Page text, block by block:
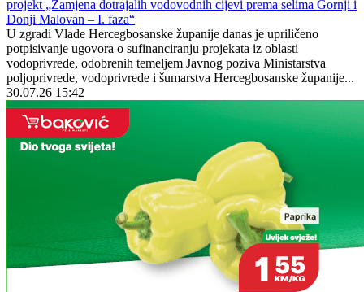
projekt „Zamjena dotrajalih vodovodnih cijevi prema selima Gornji i
Donji Malovan – I. faza“
U zgradi Vlade Hercegbosanske županije danas je upriličeno
potpisivanje ugovora o sufinanciranju projekata iz oblasti
vodoprivrede, odobrenih temeljem Javnog poziva Ministarstva
poljoprivrede, vodoprivrede i šumarstva Hercegbosanske županije...
30.07.26 15:42